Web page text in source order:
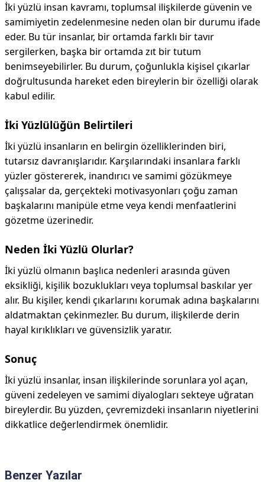
İki yüzlü insan kavramı, toplumsal ilişkilerde güvenin ve
samimiyetin zedelenmesine neden olan bir durumu ifade
eder. Bu tür insanlar, bir ortamda farklı bir tavır
sergilerken, başka bir ortamda zıt bir tutum
benimseyebilirler. Bu durum, çoğunlukla kişisel çıkarlar
doğrultusunda hareket eden bireylerin bir özelliği olarak
kabul edilir.
İki Yüzlülüğün Belirtileri
İki yüzlü insanların en belirgin özelliklerinden biri,
tutarsız davranışlarıdır. Karşılarındaki insanlara farklı
yüzler göstererek, inandırıcı ve samimi gözükmeye
çalışsalar da, gerçekteki motivasyonları çoğu zaman
başkalarını manipüle etme veya kendi menfaatlerini
gözetme üzerinedir.
Neden İki Yüzlü Olurlar?
İki yüzlü olmanın başlıca nedenleri arasında güven
eksikliği, kişilik bozuklukları veya toplumsal baskılar yer
alır. Bu kişiler, kendi çıkarlarını korumak adına başkalarını
aldatmaktan çekinmezler. Bu durum, ilişkilerde derin
hayal kırıklıkları ve güvensizlik yaratır.
Sonuç
İki yüzlü insanlar, insan ilişkilerinde sorunlara yol açan,
güveni zedeleyen ve samimi diyalogları sekteye uğratan
bireylerdir. Bu yüzden, çevremizdeki insanların niyetlerini
dikkatlice değerlendirmek önemlidir.
Benzer Yazılar